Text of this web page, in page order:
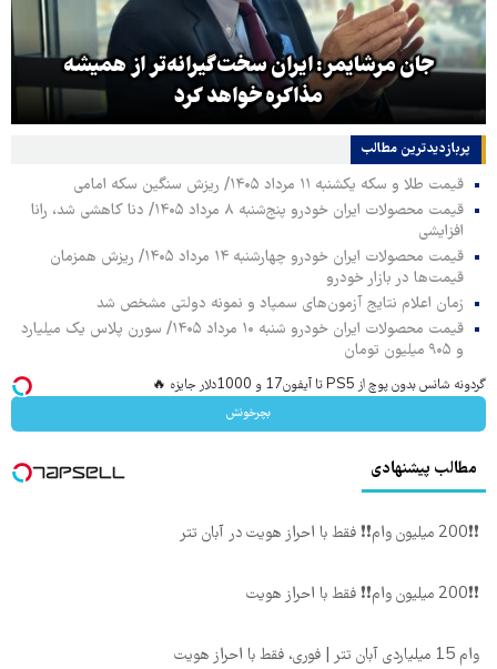
جان مرشایمر: ایران سخت‌گیرانه‌تر از همیشه
مذاکره خواهد کرد
پربازدیدترین‌ مطالب
قیمت طلا و سکه یکشنبه ۱۱ مرداد ۱۴۰۵/ ریزش سنگین سکه امامی
قیمت محصولات ایران خودرو پنج‌شنبه ۸ مرداد ۱۴۰۵/ دنا کاهشی شد، رانا
افزایشی
قیمت محصولات ایران خودرو چهارشنبه ۱۴ مرداد ۱۴۰۵/ ریزش همزمان
قیمت‌ها در بازار خودرو
زمان اعلام نتایج آزمون‌های سمپاد و نمونه دولتی مشخص شد
قیمت محصولات ایران خودرو شنبه ۱۰ مرداد ۱۴۰۵/ سورن پلاس یک میلیارد
و ۹۰۵ میلیون تومان
گردونه شانس بدون پوچ از PS5 تا آیفون17 و 1000دلار جایزه 🔥
بچرخونش
مطالب پیشنهادی
❗❗200 میلیون وام❗❗ فقط با احراز هویت در آبان تتر
❗❗200 میلیون وام❗❗ فقط با احراز هویت
وام 15 میلیاردی آبان تتر | فوری، فقط با احراز هویت